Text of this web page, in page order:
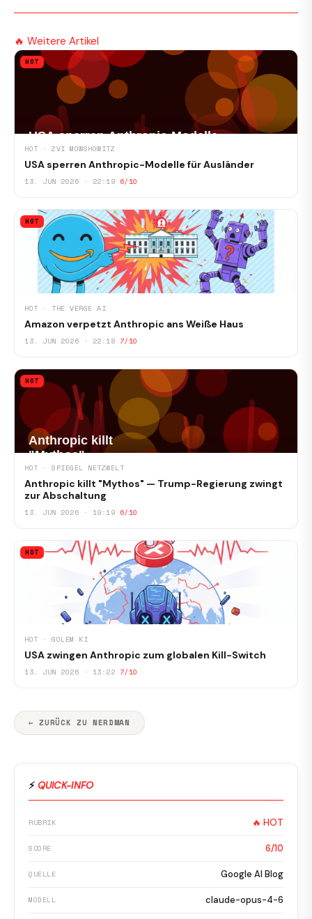
🔥 Weitere Artikel
HOT
HOT · ZVI MOWSHOWITZ
USA sperren Anthropic-Modelle für Ausländer
13. JUN 2026 · 22:19 6/10
HOT
HOT · THE VERGE AI
Amazon verpetzt Anthropic ans Weiße Haus
13. JUN 2026 · 22:18 7/10
HOT
HOT · SPIEGEL NETZWELT
Anthropic killt "Mythos" — Trump-Regierung zwingt
zur Abschaltung
13. JUN 2026 · 19:19 6/10
HOT
HOT · GOLEM KI
USA zwingen Anthropic zum globalen Kill-Switch
13. JUN 2026 · 13:22 7/10
← ZURÜCK ZU NERDMAN
⚡ QUICK-INFO
RUBRIK 🔥 HOT
SCORE 6/10
QUELLE Google AI Blog
MODELL claude-opus-4-6